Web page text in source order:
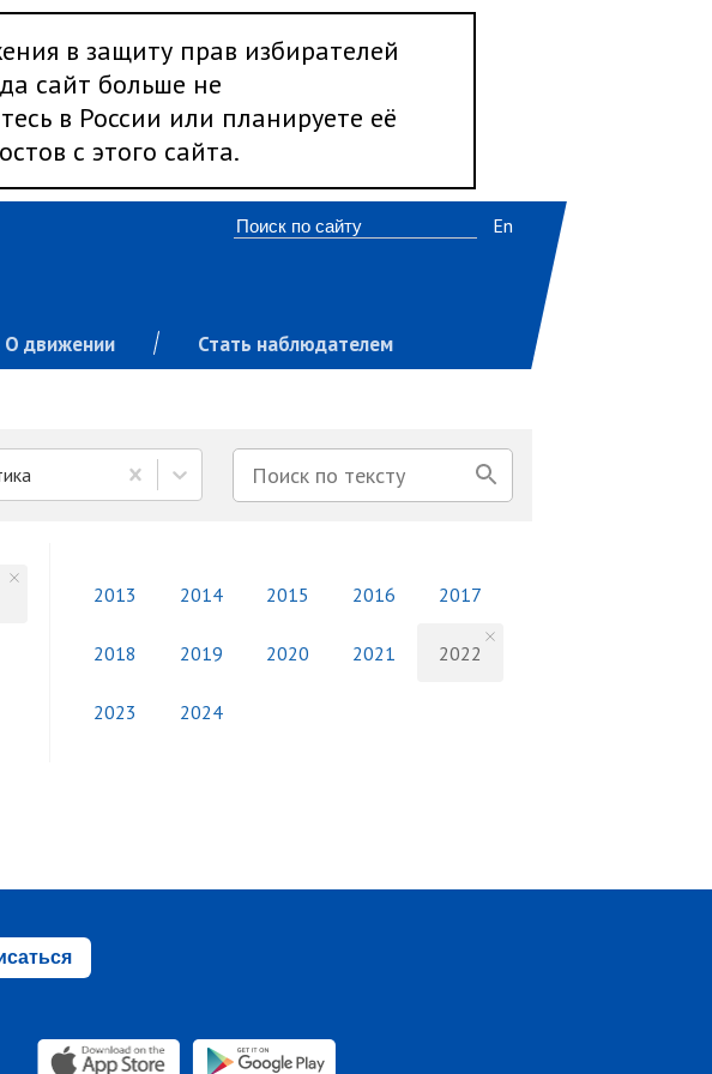
в защиту прав избирателей
сайт больше не
в России или планируете её
с этого сайта.
О движении Стать наблюдателем
En
2013 2014 2015 2016 2017
2018 2019 2020 2021 2022
2023 2024